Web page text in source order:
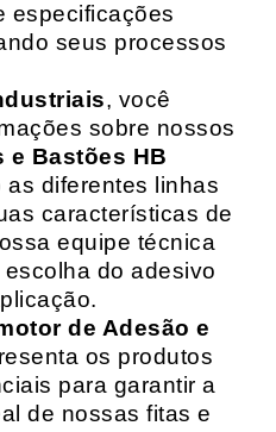
especificações
seus processos
, você
sobre nossos
e Bastões HB
as diferentes linhas
características de
equipe técnica
do adesivo
de Adesão e
os produtos
para garantir a
de nossas fitas e